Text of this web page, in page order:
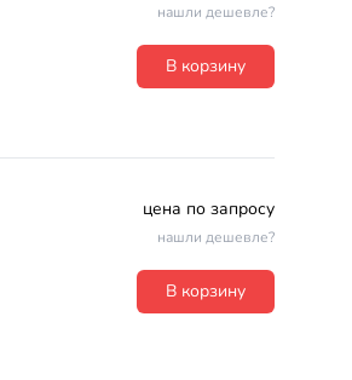
нашли дешевле?
В корзину
цена по запросу
нашли дешевле?
В корзину